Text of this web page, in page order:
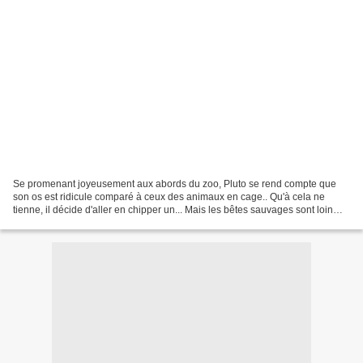
Se promenant joyeusement aux abords du zoo, Pluto se rend compte que
son os est ridicule comparé à ceux des animaux en cage.. Qu'à cela ne
tienne, il décide d'aller en chipper un... Mais les bêtes sauvages sont loin